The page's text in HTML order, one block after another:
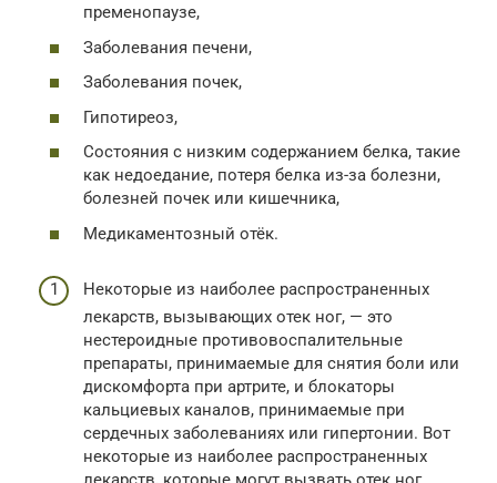
пременопаузе,
Заболевания печени,
Заболевания почек,
Гипотиреоз,
Состояния с низким содержанием белка, такие
как недоедание, потеря белка из-за болезни,
болезней почек или кишечника,
Медикаментозный отёк.
Некоторые из наиболее распространенных
лекарств, вызывающих отек ног, — это
нестероидные противовоспалительные
препараты, принимаемые для снятия боли или
дискомфорта при артрите, и блокаторы
кальциевых каналов, принимаемые при
сердечных заболеваниях или гипертонии. Вот
некоторые из наиболее распространенных